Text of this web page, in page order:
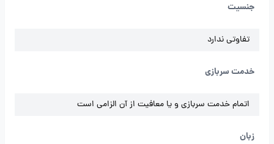
جنسیت
تفاوتی ندارد
خدمت سربازی
اتمام خدمت سربازی و یا معافیت از آن الزامی است
زبان